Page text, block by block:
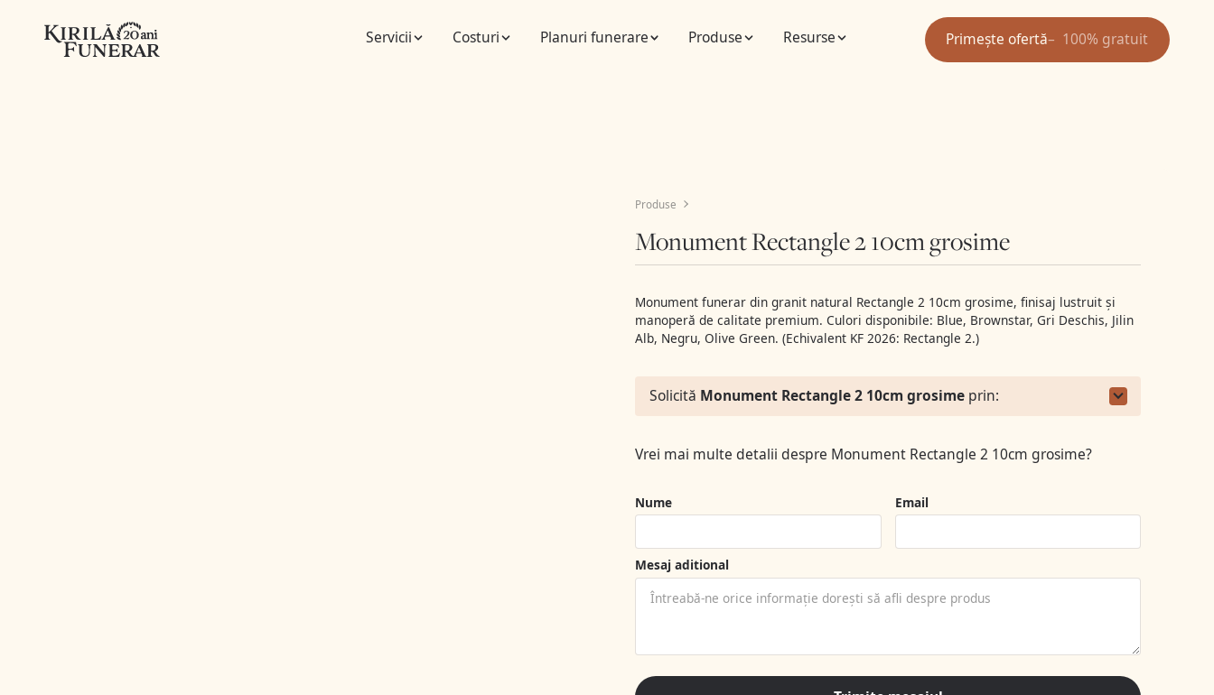
Servicii Costuri Planuri funerare Produse Resurse Primește ofertă 100% gratuit
Produse
Monument Rectangle 2 10cm grosime
Monument funerar din granit natural Rectangle 2 10cm grosime, finisaj lustruit și
manoperă de calitate premium. Culori disponibile: Blue, Brownstar, Gri Deschis, Jilin
Alb, Negru, Olive Green. (Echivalent KF 2026: Rectangle 2.)
Solicită Monument Rectangle 2 10cm grosimeprin:
Vrei mai multe detalii despre Monument Rectangle 2 10cm grosime?
Nume Email
Mesaj aditional